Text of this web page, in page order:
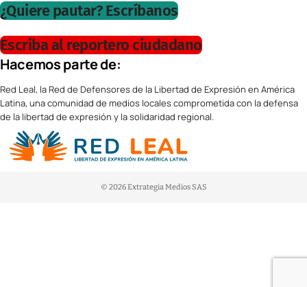
¿Quiere pautar? Escríbanos
Escriba al reportero ciudadano
Hacemos parte de:
Red Leal, la Red de Defensores de la Libertad de Expresión en América
Latina, una comunidad de medios locales comprometida con la defensa
de la libertad de expresión y la solidaridad regional.
© 2026 Extrategia Medios SAS